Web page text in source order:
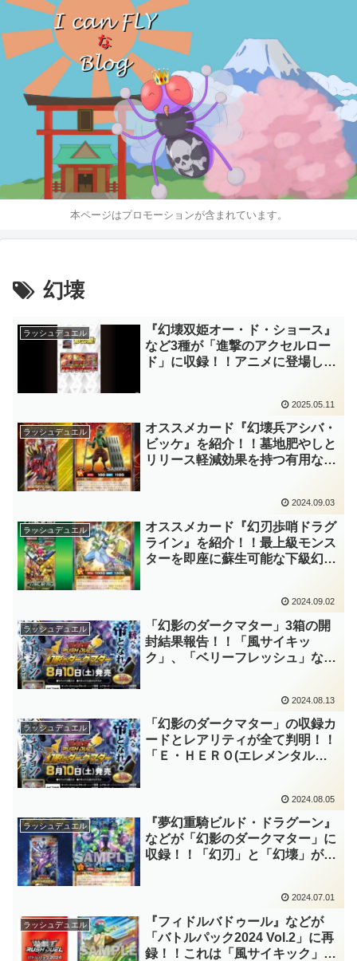
本ページはプロモーションが含まれています。
幻壊
ラッシュデュエル
『幻壊双姫オー・ド・ショース』
など3種が「進撃のアクセルロー
ド」に収録！！アニメに登場して
彼女たちのフュージョンモンスタ
ーまで実装です！！【遊戯王ラッ
シュデュエル】
2025.05.11
ラッシュデュエル
オススメカード『幻壊兵アシバ・
ビッケ』を紹介！！墓地肥やしと
リリース軽減効果を持つ有用な下
マム召喚・フュージョン召喚のサ
ポートが可能です！！【遊戯王ラ
ッシュデュエル】
2024.09.03
ラッシュデュエル
オススメカード『幻刃歩哨ドラグ
ライン』を紹介！！最上級モンス
ターを即座に蘇生可能な下級幻竜
ド・ドラグーン』と、サルベージ
対象も有用過ぎます！！【遊戯王
ラッシュデュエル】
2024.09.02
ラッシュデュエル
「幻影のダークマター」3箱の開
封結果報告！！「風サイキッ
ク」、「ベリーフレッシュ」な
フレア・ウィングマン』のオーバ
ーラッシュレアは来るか！？【遊
戯王ラッシュデュエル】
2024.08.13
ラッシュデュエル
「幻影のダークマター」の収録カ
ードとレアリティが全て判明！！
「Ｅ・ＨＥＲＯ(エレメンタルヒ
種多様なテーマが登場・強化され
た良パックだ……。【遊戯王ラッ
シュデュエル】
2024.08.05
ラッシュデュエル
『夢幻重騎ビルド・ドラグーン』
などが「幻影のダークマター」に
収録！！「幻刃」と「幻壊」が大
族の欲しかったものが詰め込まれ
過ぎている……。【遊戯王ラッシ
ュデュエル】
2024.07.01
ラッシュデュエル
『フィドルバドゥール』などが
「バトルパック2024 Vol.2」に再
録！！これは「風サイキック」の